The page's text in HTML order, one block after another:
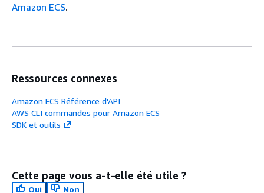
Amazon ECS.
Ressources connexes
Amazon ECS Référence d'API
AWS CLI commandes pour Amazon ECS
SDK et outils
Cette page vous a-t-elle été utile ?
Oui
Non